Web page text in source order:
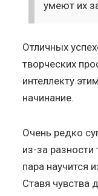
умеют их
Отличных
творческих
интеллекту
начинание.
Очень редко
из-за
пара научится
Ставя чувства